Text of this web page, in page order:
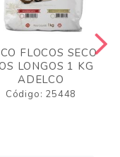
FLOCOS SECO
LONGOS 1 KG
ADELCO
Código: 25448